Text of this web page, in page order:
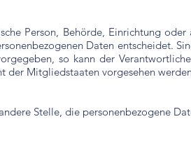
Person, Behörde, Einrichtung oder
Daten entscheidet.
so kann der
der Mitgliedstaaten vorgesehen
Stelle, die personenbezogene